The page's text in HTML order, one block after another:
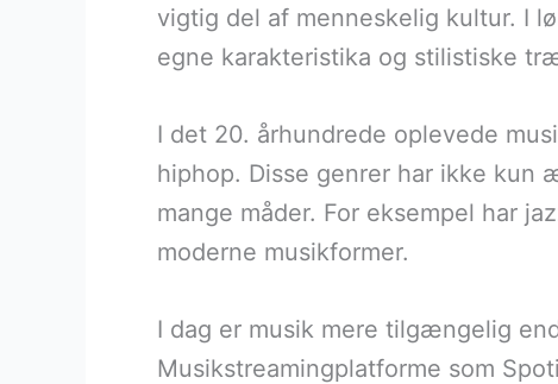
vigtig del af menneskelig kultur. I
egne karakteristika og stilistiske
I det 20. århundrede oplevede
hiphop. Disse genrer har ikke kun
mange måder. For eksempel har
moderne musikformer.
I dag er musik mere tilgængelig
Musikstreamingplatforme som